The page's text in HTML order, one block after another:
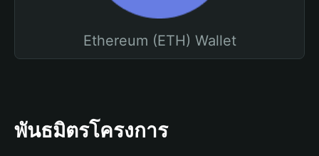
Ethereum (ETH) Wallet
พันธมิตรโครงการ